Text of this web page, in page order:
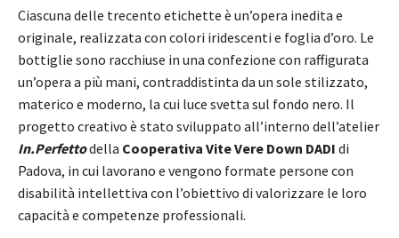
​Ciascuna delle trecento etichette è un’opera inedita e
originale, realizzata con colori iridescenti e foglia d’oro. Le
bottiglie sono racchiuse in una confezione con raffigurata
un’opera a più mani, contraddistinta da un sole stilizzato,
materico e moderno, la cui luce svetta sul fondo nero. Il
progetto creativo è stato sviluppato all’interno dell’atelier
In.Perfettodella Cooperativa Vite Vere Down DADI di
Padova, in cui lavorano e vengono formate persone con
disabilità intellettiva con l’obiettivo di valorizzare le loro
capacità e competenze professionali.